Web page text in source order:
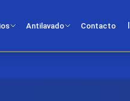
Antilavado Contacto